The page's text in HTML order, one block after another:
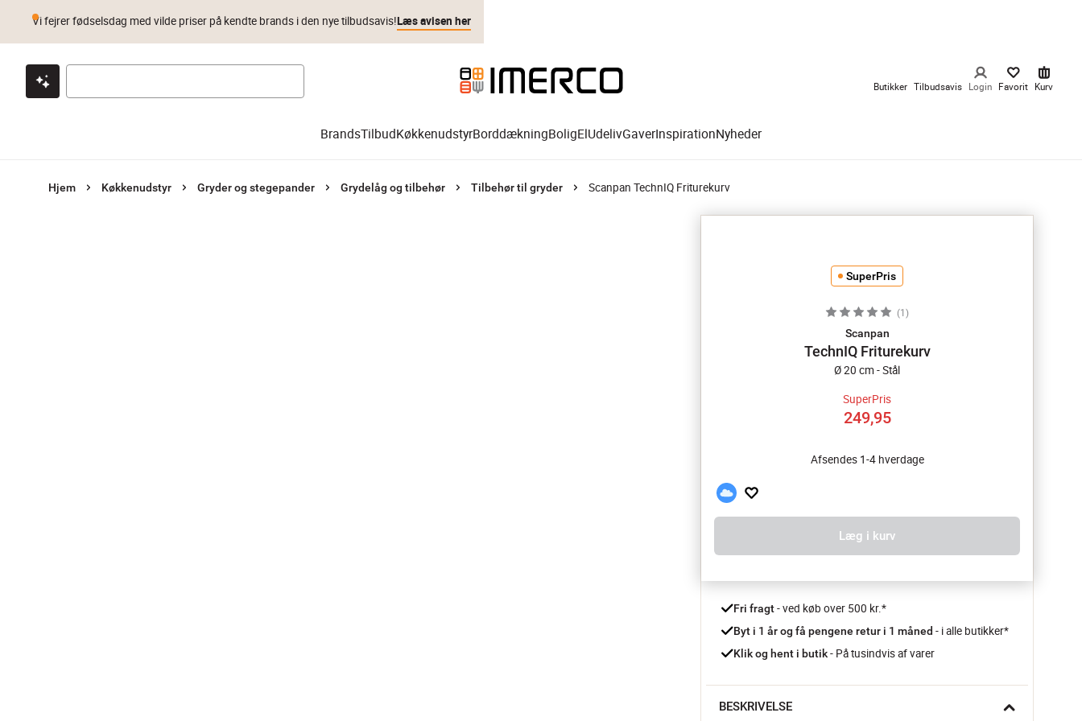
Klik & hent Byt i 1 år Prismatch
Vi fejrer fødselsdag med vilde priser på kendte brands i den nye tilbudsavis!Læs avisen her
Butikker Tilbudsavis Login Favorit Kurv
BrandsTilbudKøkkenudstyrBorddækningBoligElUdelivGaverInspirationNyheder
Hjem Køkkenudstyr Gryder og stegepander Grydelåg og tilbehør Tilbehør til gryder Scanpan TechnIQ Friturekurv
SuperPris
(1 )
Scanpan
TechnIQ Friturekurv
Ø 20 cm - Stål
SuperPris
249,95
Afsendes 1-4 hverdage
Læg i kurv
Fri fragt - ved køb over 500 kr.*
Byt i 1 år og få pengene retur i 1 måned - i alle butikker*
Klik og hent i butik - På tusindvis af varer
BESKRIVELSE